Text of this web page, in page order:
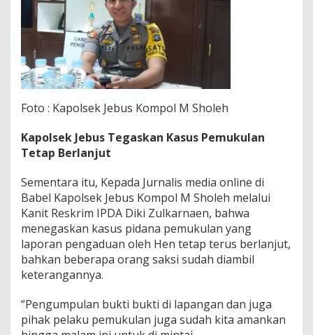
Foto : Kapolsek Jebus Kompol M Sholeh
Kapolsek Jebus Tegaskan Kasus Pemukulan
Tetap Berlanjut
Sementara itu, Kepada Jurnalis media online di
Babel Kapolsek Jebus Kompol M Sholeh melalui
Kanit Reskrim IPDA Diki Zulkarnaen, bahwa
menegaskan kasus pidana pemukulan yang
laporan pengaduan oleh Hen tetap terus berlanjut,
bahkan beberapa orang saksi sudah diambil
keterangannya.
“Pengumpulan bukti bukti di lapangan dan juga
pihak pelaku pemukulan juga sudah kita amankan